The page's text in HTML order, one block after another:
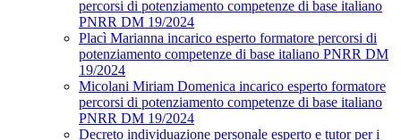
percorsi di potenziamento competenze di base italiano
PNRR DM 19/2024
Placì Marianna incarico esperto formatore percorsi di
potenziamento competenze di base italiano PNRR DM
19/2024
Micolani Miriam Domenica incarico esperto formatore
percorsi di potenziamento competenze di base italiano
PNRR DM 19/2024
Decreto individuazione personale esperto e tutor per i